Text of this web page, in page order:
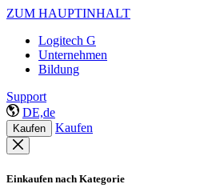
ZUM HAUPTINHALT
Logitech G
Unternehmen
Bildung
Support
DE,de
Kaufen Kaufen
Einkaufen nach Kategorie